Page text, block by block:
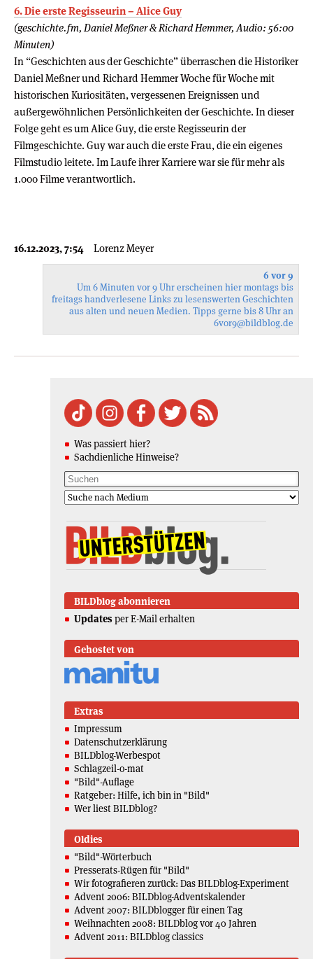
6. Die erste Regisseurin – Alice Guy
(geschichte.fm, Daniel Meßner & Richard Hemmer, Audio: 56:00
Minuten)
In “Geschichten aus der Geschichte” überraschen die Historiker
Daniel Meßner und Richard Hemmer Woche für Woche mit
historischen Kuriositäten, vergessenen Ereignissen und
außergewöhnlichen Persönlichkeiten der Geschichte. In dieser
Folge geht es um Alice Guy, die erste Regisseurin der
Filmgeschichte. Guy war auch die erste Frau, die ein eigenes
Filmstudio leitete. Im Laufe ihrer Karriere war sie für mehr als
1.000 Filme verantwortlich.
16.12.2023, 7:54 Lorenz Meyer
6 vor 9
Um 6 Minuten vor 9 Uhr erscheinen hier montags bis
freitags handverlesene Links zu lesenswerten Geschichten
aus alten und neuen Medien. Tipps gerne bis 8 Uhr an
6vor9@bildblog.de
Was passiert hier?
Sachdienliche Hinweise?
BILDblog abonnieren
Updates per E-Mail erhalten
Gehostet von
Extras
Impressum
Datenschutzerklärung
BILDblog-Werbespot
Schlagzeil-o-mat
"Bild"-Auflage
Ratgeber: Hilfe, ich bin in "Bild"
Wer liest BILDblog?
Oldies
"Bild"-Wörterbuch
Presserats-Rügen für "Bild"
Wir fotografieren zurück: Das BILDblog-Experiment
Advent 2006: BILDblog-Adventskalender
Advent 2007: BILDblogger für einen Tag
Weihnachten 2008: BILDblog vor 40 Jahren
Advent 2011: BILDblog classics